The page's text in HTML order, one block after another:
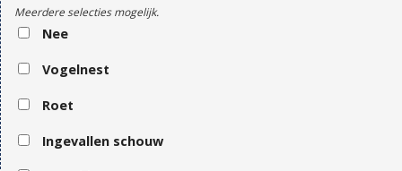
Meerdere selecties mogelijk.
Nee
Vogelnest
Roet
Ingevallen schouw